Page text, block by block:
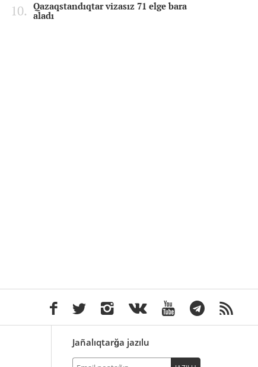
Qazaqstandıqtar vizasız 71 elge bara
aladı
Jañalıqtarğa jazılu